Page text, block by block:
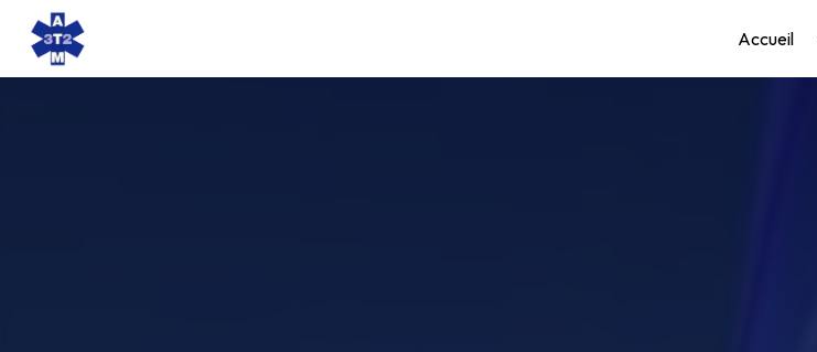
Accueil
Panneau de gestion des cookies